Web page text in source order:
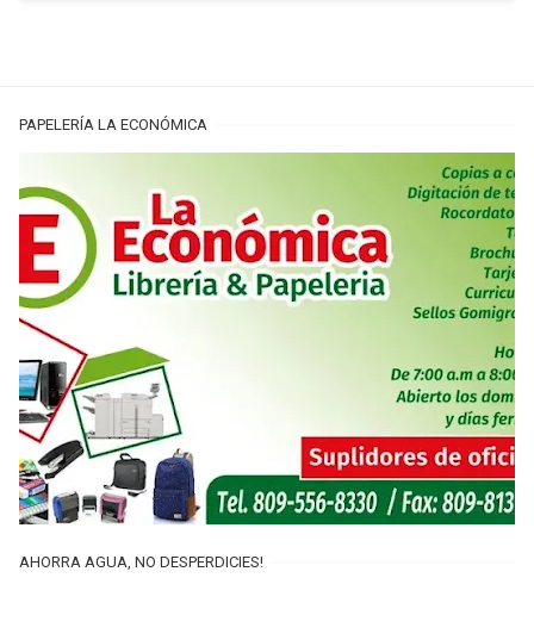
PAPELERÍA LA ECONÓMICA
AHORRA AGUA, NO DESPERDICIES!